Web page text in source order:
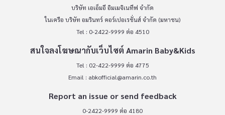
บริษัท เอเอ็มอี อิมเมจิเนทีฟ จำกัด
ในเครือ บริษัท อมรินทร์ คอร์เปอเรชั่นส์ จำกัด (มหาชน)
Tel : 0-2422-9999 ต่อ 4510
สนใจลงโฆษณากับเว็บไซต์ Amarin Baby&Kids
Tel : 02-422-9999 ต่อ 4775
Email : abkofficial@amarin.co.th
Report an issue or send feedback
0-2422-9999 ต่อ 4180